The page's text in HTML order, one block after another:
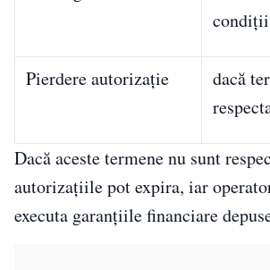
condiții
Pierdere autorizație
dacă
Dacă aceste termene nu sunt
autorizațiile pot expira, iar
executa garanțiile financiare